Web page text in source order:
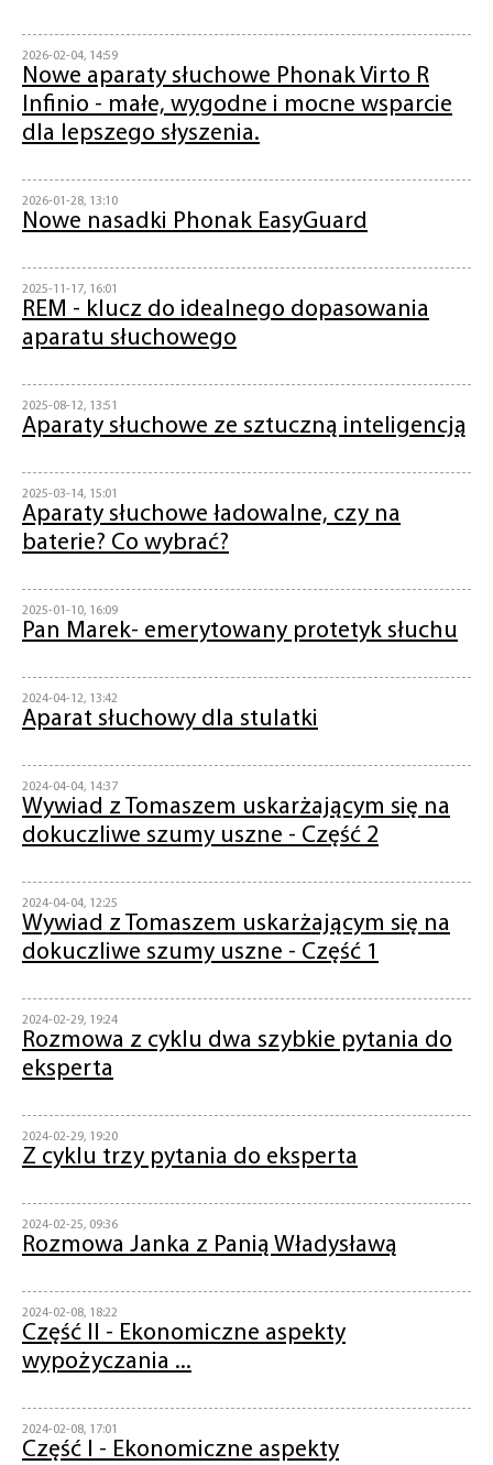
2026-02-04, 14:59
Nowe aparaty słuchowe Phonak Virto R
Infinio - małe, wygodne i mocne wsparcie
dla lepszego słyszenia.
2026-01-28, 13:10
Nowe nasadki Phonak EasyGuard
2025-11-17, 16:01
REM - klucz do idealnego dopasowania
aparatu słuchowego
2025-08-12, 13:51
Aparaty słuchowe ze sztuczną inteligencją
2025-03-14, 15:01
Aparaty słuchowe ładowalne, czy na
baterie? Co wybrać?
2025-01-10, 16:09
Pan Marek- emerytowany protetyk słuchu
2024-04-12, 13:42
Aparat słuchowy dla stulatki
2024-04-04, 14:37
Wywiad z Tomaszem uskarżającym się na
dokuczliwe szumy uszne - Część 2
2024-04-04, 12:25
Wywiad z Tomaszem uskarżającym się na
dokuczliwe szumy uszne - Część 1
2024-02-29, 19:24
Rozmowa z cyklu dwa szybkie pytania do
eksperta
2024-02-29, 19:20
Z cyklu trzy pytania do eksperta
2024-02-25, 09:36
Rozmowa Janka z Panią Władysławą
2024-02-08, 18:22
Część II - Ekonomiczne aspekty
wypożyczania ...
2024-02-08, 17:01
Część I - Ekonomiczne aspekty